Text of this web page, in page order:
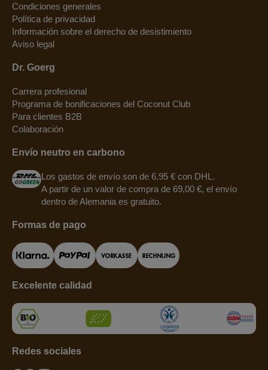
Condiciones generales
Política de privacidad
Información sobre el derecho de desistimiento
Aviso legal
Dr. Goerg
Carrera profesional
Programa de bonificaciones del Coconut Club
Para clientes B2B
Colaboración
Envío neutro en carbono
Los gastos de envío son de 6,95 € con DHL.
A partir de un valor de compra de 69,00 €, el envío
dentro de Alemania es gratuito.
Formas de pago
Excelente calidad
Redes sociales